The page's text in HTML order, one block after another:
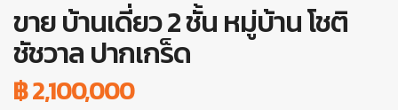
ขาย บ้านเดี่ยว 2 ชั้น หมู่บ้าน โชติ
ชัชวาล ปากเกร็ด
฿ 2,100,000